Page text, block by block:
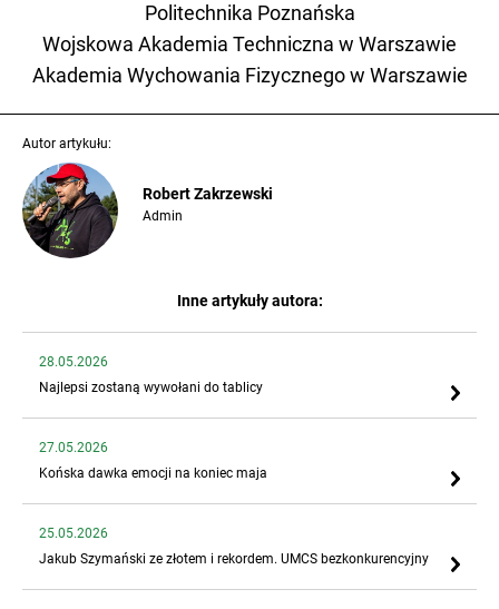
Politechnika Poznańska
Wojskowa Akademia Techniczna w Warszawie
Akademia Wychowania Fizycznego w Warszawie
Autor artykułu:
Robert Zakrzewski
Admin
Inne artykuły autora:
28.05.2026
Najlepsi zostaną wywołani do tablicy
27.05.2026
Końska dawka emocji na koniec maja
25.05.2026
Jakub Szymański ze złotem i rekordem. UMCS bezkonkurencyjny